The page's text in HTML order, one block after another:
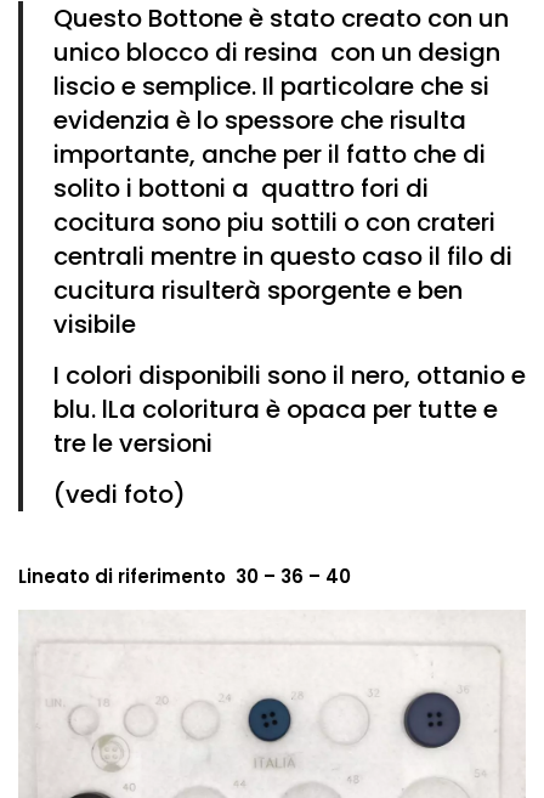
Questo Bottone è stato creato con un
unico blocco di resina con un design
liscio e semplice. Il particolare che si
evidenzia è lo spessore che risulta
importante, anche per il fatto che di
solito i bottoni a quattro fori di
cocitura sono piu sottili o con crateri
centrali mentre in questo caso il filo di
cucitura risulterà sporgente e ben
visibile
I colori disponibili sono il nero, ottanio e
blu. lLa coloritura è opaca per tutte e
tre le versioni
(vedi foto)
Lineato di riferimento 30 – 36 – 40